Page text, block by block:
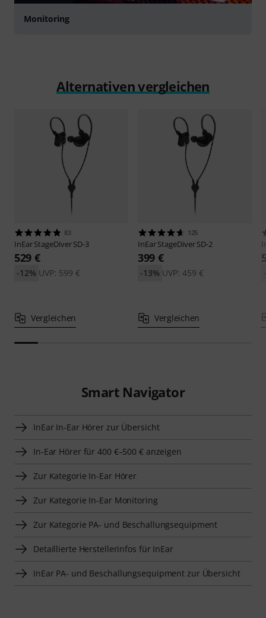
Monitoring
Alternativen vergleichen
83
InEarStageDiver SD-3
529 €
UVP: 599 €
-12%
Vergleichen
125
InEarStageDiver SD-2
399 €
UVP: 459 €
-13%
Vergleichen
Smart Navigator
InEar In-Ear Hörer zur Übersicht
In-Ear Hörer für 400 €–500 € anzeigen
Zur Kategorie In-Ear Hörer
Zur Kategorie In-Ear Monitoring
Zur Kategorie PA- und Beschallungsequipment
Detaillierte Herstellerinfos für InEar
InEar PA- und Beschallungsequipment zur Übersicht